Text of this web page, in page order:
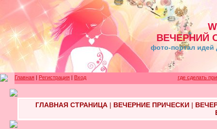
ВЕЧЕРНИЙ
фото-портал идей
Главная | Регистрация | Вход где сделать
ГЛАВНАЯ СТРАНИЦА| ВЕЧЕРНИЕ ПРИЧЕСКИ|